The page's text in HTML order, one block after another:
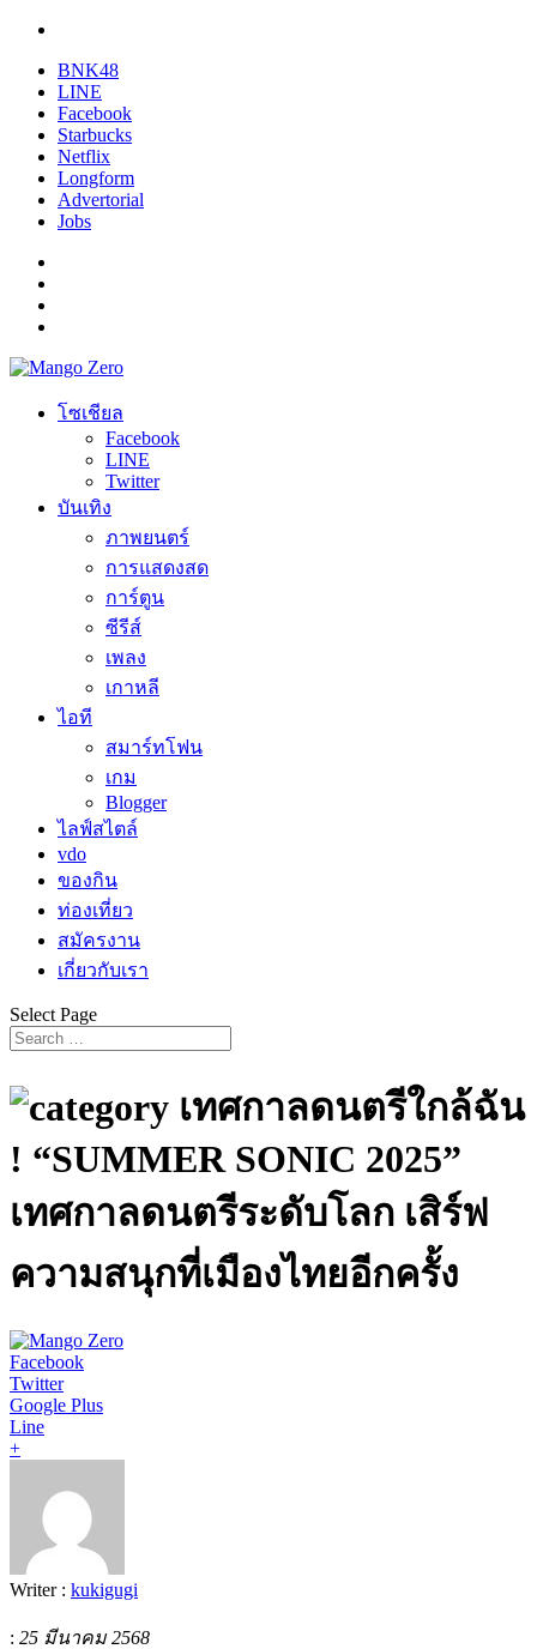
BNK48
LINE
Facebook
Starbucks
Netflix
Longform
Advertorial
Jobs
โซเชียล
Facebook
LINE
Twitter
บันเทิง
ภาพยนตร์
การแสดงสด
การ์ตูน
ซีรีส์
เพลง
เกาหลี
ไอที
สมาร์ทโฟน
เกม
Blogger
ไลฟ์สไตล์
vdo
ของกิน
ท่องเที่ยว
สมัครงาน
เกี่ยวกับเรา
Select Page
เทศกาลดนตรีใกล้ฉัน
! “SUMMER SONIC 2025”
เทศกาลดนตรีระดับโลก เสิร์ฟ
ความสนุกที่เมืองไทยอีกครั้ง
Facebook
Twitter
Google Plus
Line
+
Writer : kukigugi
: 25 มีนาคม 2568